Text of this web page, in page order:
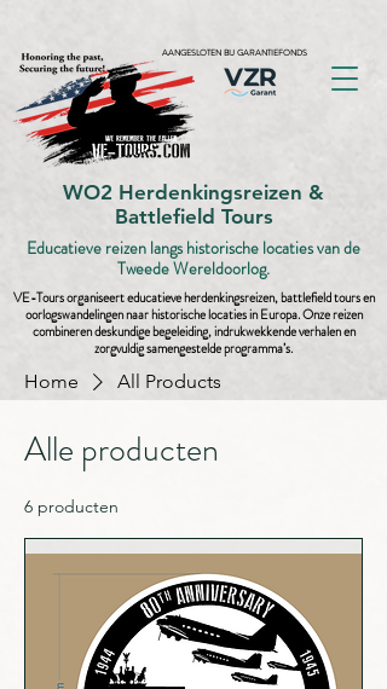
AANGESLOTEN BIJ GARANTIEFONDS
WO2 Herdenkingsreizen &
Battlefield Tours
Educatieve reizen langs historische locaties van de
Tweede Wereldoorlog.
VE-Tours organiseert educatieve herdenkingsreizen, battlefield tours en
oorlogswandelingen naar historische locaties in Europa. Onze reizen
combineren deskundige begeleiding, indrukwekkende verhalen en
zorgvuldig samengestelde programma’s.
Home All Products
Alle producten
6 producten